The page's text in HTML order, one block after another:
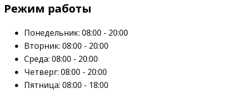
Режим работы
Понедельник: 08:00 - 20:00
Вторник: 08:00 - 20:00
Среда: 08:00 - 20:00
Четверг: 08:00 - 20:00
Пятница: 08:00 - 18:00